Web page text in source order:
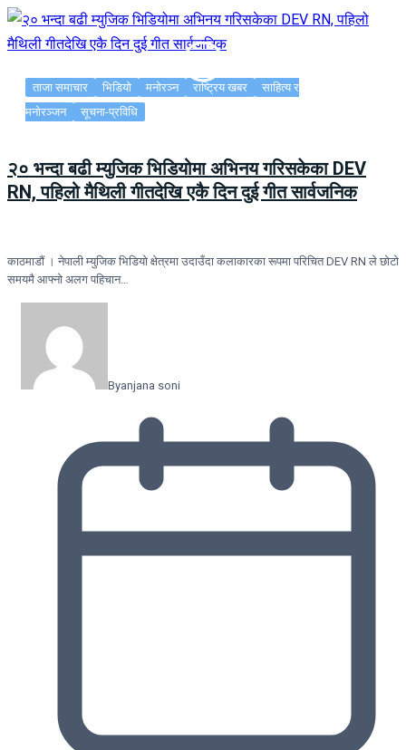
ताजा समाचार भिडियो मनोरञ्न राष्ट्रिय खबर
साहित्य र
मनोरञ्जन
सूचना-प्रविधि
२० भन्दा बढी म्युजिक भिडियोमा अभिनय गरिसकेका DEV
RN, पहिलो मैथिली गीतदेखि एकै दिन दुई गीत सार्वजनिक
काठमाडौं । नेपाली म्युजिक भिडियो क्षेत्रमा उदाउँदा कलाकारका रूपमा परिचित DEV RN ले छोटो
समयमै आफ्नो अलग पहिचान…
Byanjana soni